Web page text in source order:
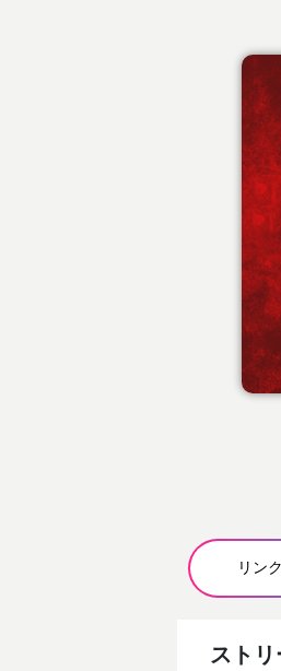
リン
スト